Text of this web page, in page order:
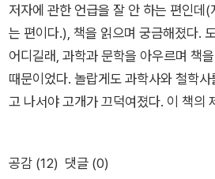
자부심”을 가질 수 있으며, 그렇게 되
리를 찾아”가며(85쪽), “모두가 동등
이는” “사회적 상호작용이야말로 사
쪽)이 된다._ 장별 글 구조는 ‘저자 경
적 예시를 통한 개념의 허구성 폭로(
구성(마무리)’이다. 장별 글에 편차가
박력 있는 논지를 힘 있게 역사적 사실
저자에 관한 언급을 잘 안 하는 편인데
는 편이다.), 책을 읽으며 궁금해졌다.
어디길래, 과학과 문학을 아우르며 책
때문이었다. 놀랍게도 과학사와 철학
고 나서야 고개가 끄덕여졌다. 이 책의
테두리를 그어놓은, 벗어날 수 없는 범
임은 어디에 그어진 것일까? 그리고 이
공감 (12) 댓글 (0)